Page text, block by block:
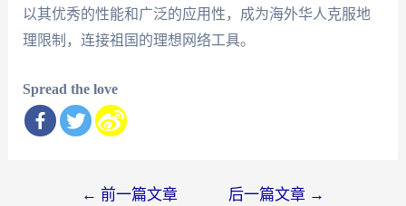
以其优秀的性能和广泛的应用性，成为海外华人克服地
理限制，连接祖国的理想网络工具。
Spread the love
← 前一篇文章 后一篇文章 →